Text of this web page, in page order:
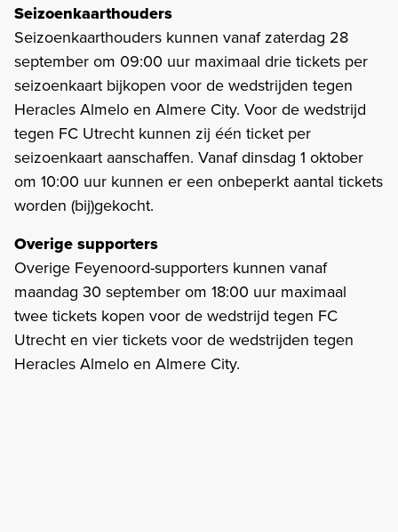
Seizoenkaarthouders
Seizoenkaarthouders kunnen vanaf zaterdag 28
september om 09:00 uur maximaal drie tickets per
seizoenkaart bijkopen voor de wedstrijden tegen
Heracles Almelo en Almere City. Voor de wedstrijd
tegen FC Utrecht kunnen zij één ticket per
seizoenkaart aanschaffen. Vanaf dinsdag 1 oktober
om 10:00 uur kunnen er een onbeperkt aantal tickets
worden (bij)gekocht.
Overige supporters
Overige Feyenoord-supporters kunnen vanaf
maandag 30 september om 18:00 uur maximaal
twee tickets kopen voor de wedstrijd tegen FC
Utrecht en vier tickets voor de wedstrijden tegen
Heracles Almelo en Almere City.